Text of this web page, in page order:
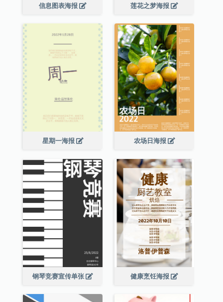
信息图表海报 莲花之梦海报
星期一海报 农场日海报
钢琴竞赛宣传单张 健康烹饪海报